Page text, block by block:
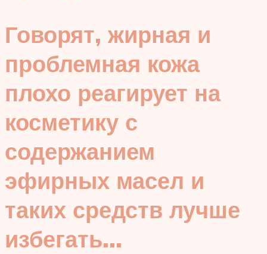
Говорят, жирная и
проблемная кожа
плохо реагирует на
косметику с
содержанием
эфирных масел и
таких средств лучше
избегать…